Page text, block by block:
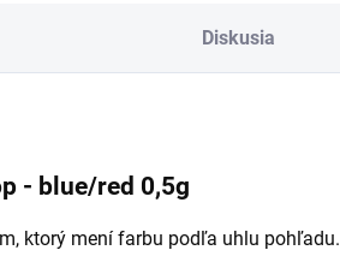
Diskusia
- blue/red 0,5g
ktorý mení farbu podľa uhlu pohľadu.